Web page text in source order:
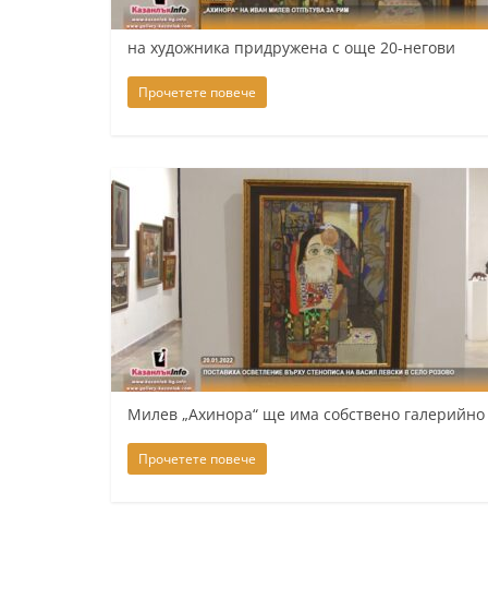
y
a
n
l
a
k
c
o
на художника придружена с още 20-негови
Прочетете повече
Милев „Ахинора“ ще има собствено
Прочетете повече